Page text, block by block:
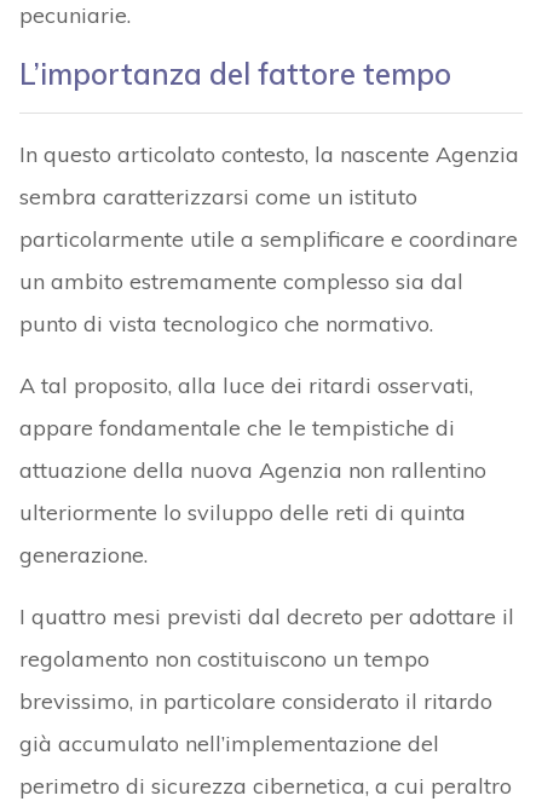
pecuniarie.
L’importanza del fattore tempo
In questo articolato contesto, la nascente Agenzia
sembra caratterizzarsi come un istituto
particolarmente utile a semplificare e coordinare
un ambito estremamente complesso sia dal
punto di vista tecnologico che normativo.
A tal proposito, alla luce dei ritardi osservati,
appare fondamentale che le tempistiche di
attuazione della nuova Agenzia non rallentino
ulteriormente lo sviluppo delle reti di quinta
generazione.
I quattro mesi previsti dal decreto per adottare il
regolamento non costituiscono un tempo
brevissimo, in particolare considerato il ritardo
già accumulato nell’implementazione del
perimetro di sicurezza cibernetica, a cui peraltro